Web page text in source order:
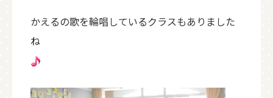
かえるの歌を輪唱しているクラスもありました
ね